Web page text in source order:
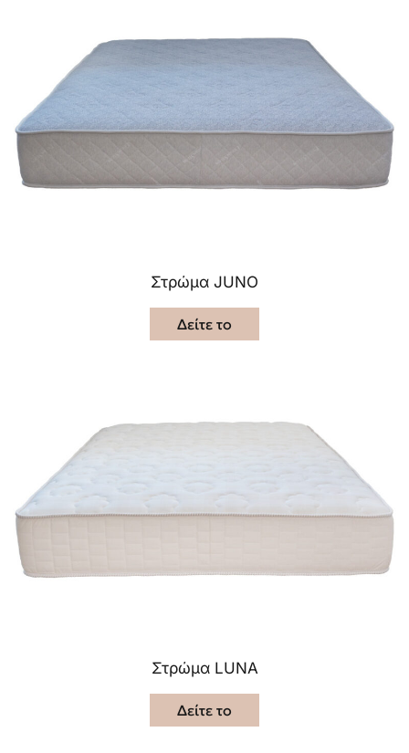
Στρώμα JUNO
Δείτε το
Στρώμα LUNA
Δείτε το